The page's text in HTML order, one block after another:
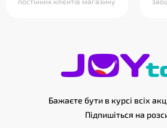
Бажаєте бути в курсі всіх
Підпишіться на